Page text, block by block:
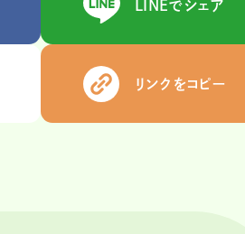
LINEでシェア
リンクをコピー